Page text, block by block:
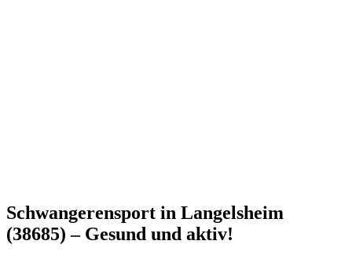
Schwangerensport in Langelsheim
(38685) – Gesund und aktiv!